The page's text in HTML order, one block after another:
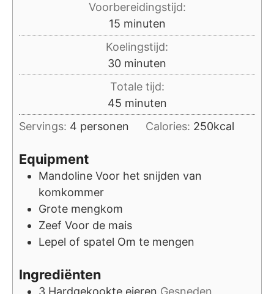
Voorbereidingstijd:
15minuten
minuten
Koelingstijd:
30minuten
minuten
Totale tijd:
45minuten
minuten
Servings: 4 personen Calories: 250kcal
Equipment
Mandoline Voor het snijden van
komkommer
Grote mengkom
Zeef Voor de mais
Lepel of spatel Om te mengen
Ingrediënten
3 Hardgekookte eieren Gesneden